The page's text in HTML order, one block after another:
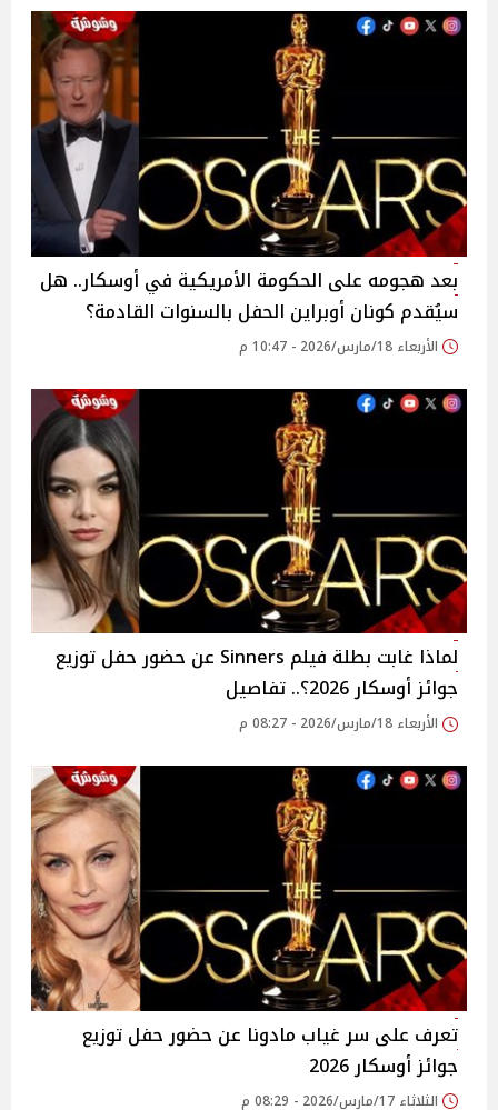
بعد هجومه على الحكومة الأمريكية في أوسكار.. هل
سيُقدم كونان أوبراين الحفل بالسنوات القادمة؟
الأربعاء 18/مارس/2026 - 10:47 م
لماذا غابت بطلة فيلم Sinners عن حضور حفل توزيع
جوائز أوسكار 2026؟.. تفاصيل
الأربعاء 18/مارس/2026 - 08:27 م
تعرف على سر غياب مادونا عن حضور حفل توزيع
جوائز أوسكار 2026
الثلاثاء 17/مارس/2026 - 08:29 م